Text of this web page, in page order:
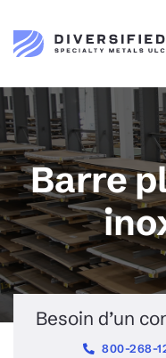
Barre
Besoin d’un
800-268-